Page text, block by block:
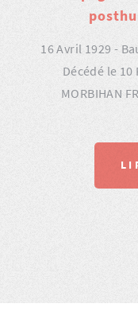
16 Avril 1929 -
Décédé le 10
MORBIHAN